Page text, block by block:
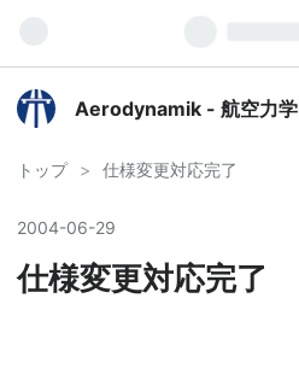
Aerodynamik - 航空力学
トップ > 仕様変更対応完了
2004-06-29
仕様変更対応完了